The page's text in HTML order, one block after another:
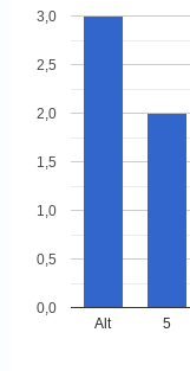
Alt 5
0,0
0,5
1,0
1,5
2,0
2,5
3,0